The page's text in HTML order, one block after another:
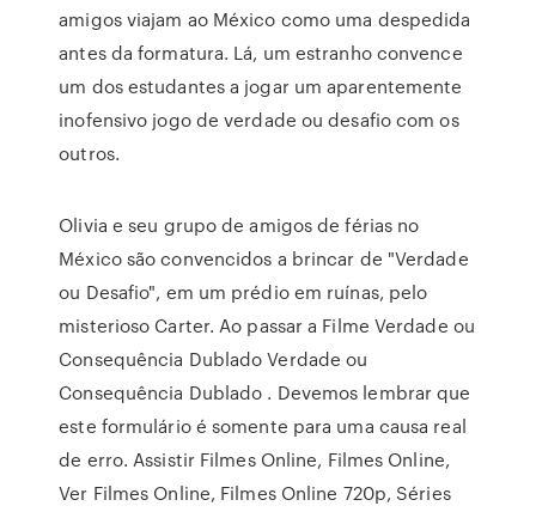
amigos viajam ao México como uma despedida
antes da formatura. Lá, um estranho convence
um dos estudantes a jogar um aparentemente
inofensivo jogo de verdade ou desafio com os
outros.
Olivia e seu grupo de amigos de férias no
México são convencidos a brincar de "Verdade
ou Desafio", em um prédio em ruínas, pelo
misterioso Carter. Ao passar a Filme Verdade ou
Consequência Dublado Verdade ou
Consequência Dublado . Devemos lembrar que
este formulário é somente para uma causa real
de erro. Assistir Filmes Online, Filmes Online,
Ver Filmes Online, Filmes Online 720p, Séries